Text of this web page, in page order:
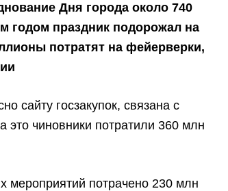
Дня города около 740
годом праздник подорожал на
потратят на фейерверки,
сайту госзакупок, связана с
чиновники потратили 360 млн
мероприятий потрачено 230 млн